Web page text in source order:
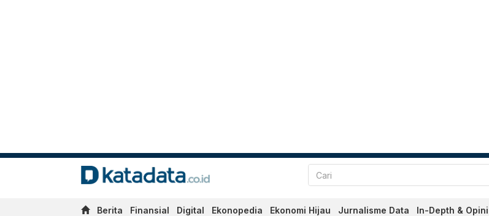
Berita Finansial Digital Ekonopedia Ekonomi Hijau Jurnalisme Data In-Depth & Opini